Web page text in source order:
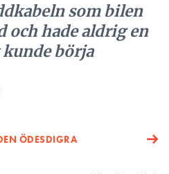
som bilen
och hade aldrig en
börja
ÖDESDIGRA